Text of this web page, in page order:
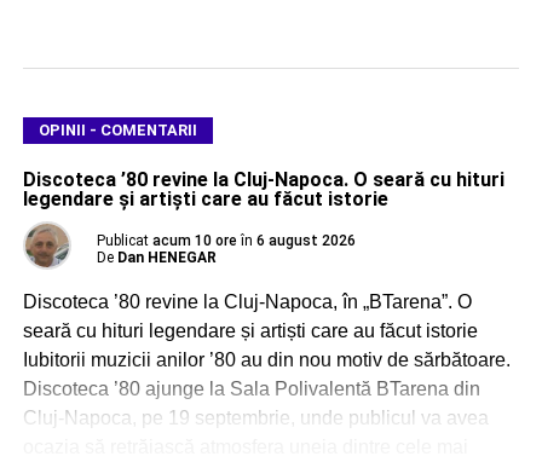
OPINII - COMENTARII
Discoteca ’80 revine la Cluj-Napoca. O seară cu hituri
legendare și artiști care au făcut istorie
Publicat acum 10 ore în 6 august 2026
De Dan HENEGAR
Discoteca ’80 revine la Cluj-Napoca, în „BTarena”. O
seară cu hituri legendare și artiști care au făcut istorie
Iubitorii muzicii anilor ’80 au din nou motiv de sărbătoare.
Discoteca ’80 ajunge la Sala Polivalentă BTarena din
Cluj-Napoca, pe 19 septembrie, unde publicul va avea